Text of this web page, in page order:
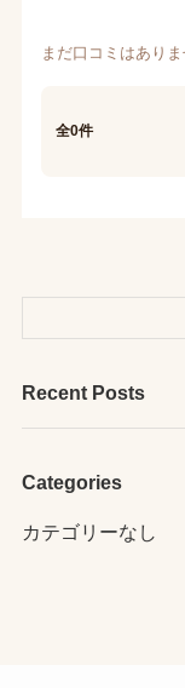
まだ口コミはあり
全0件
Recent Posts
Categories
カテゴリーなし